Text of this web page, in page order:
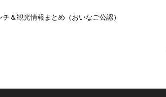
＆観光情報まとめ（おいなご公認）